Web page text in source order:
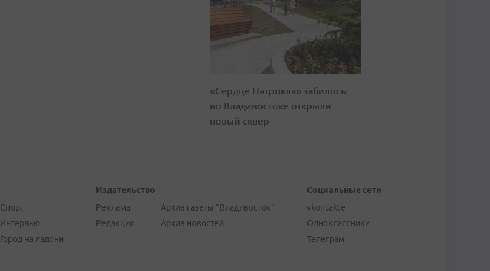
«Сердце Патрокла» забилось:
во Владивостоке открыли
новый сквер
Спорт
Интервью
Город на ладони
Издательство
Реклама
Редакция
Архив газеты "Владивосток"
Архив новостей
Социальные сети
vkontakte
Одноклассники
Телеграм